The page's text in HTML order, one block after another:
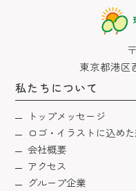
東京都港区
私たちについて
トップメッセージ
ロゴ・イラストに込め
会社概要
アクセス
グループ企業